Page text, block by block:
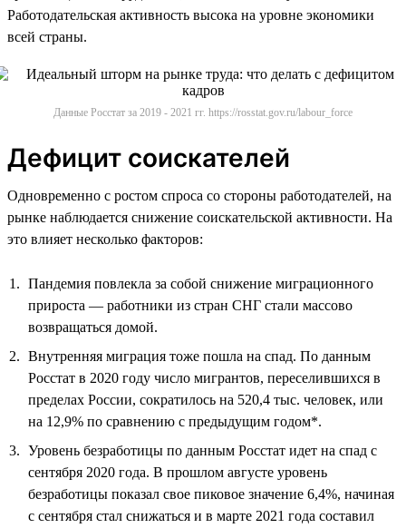
Работодательская активность высока на уровне экономики
всей страны.
Данные Росстат за 2019 - 2021 гг. https://rosstat.gov.ru/labour_force
Дефицит соискателей
Одновременно с ростом спроса со стороны работодателей, на
рынке наблюдается снижение соискательской активности. На
это влияет несколько факторов:
Пандемия повлекла за собой снижение миграционного
прироста — работники из стран СНГ стали массово
возвращаться домой.
Внутренняя миграция тоже пошла на спад. По данным
Росстат в 2020 году число мигрантов, переселившихся в
пределах России, сократилось на 520,4 тыс. человек, или
на 12,9% по сравнению с предыдущим годом*.
Уровень безработицы по данным Росстат идет на спад с
сентября 2020 года. В прошлом августе уровень
безработицы показал свое пиковое значение 6,4%, начиная
с сентября стал снижаться и в марте 2021 года составил